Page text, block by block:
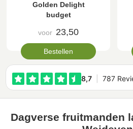
Golden Delight
budget
voor 23,50
Bestellen
Dagverse fruitmanden